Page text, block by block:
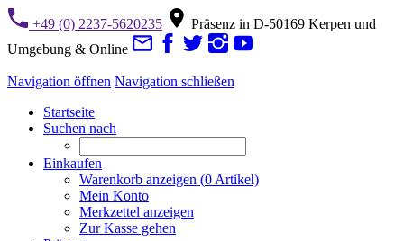
+49 (0) 2237-5620235
Präsenz in D-50169 Kerpen und
Umgebung & Online
Navigation öffnen Navigation schließen
Startseite
Suchen nach
Einkaufen
Warenkorb anzeigen (0 Artikel)
Mein Konto
Merkzettel anzeigen
Zur Kasse gehen